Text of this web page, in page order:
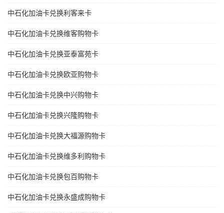
中石化加油卡兑换利客来卡
中石化加油卡兑换维客购物卡
中石化加油卡兑换亚泰富苑卡
中石化加油卡兑换欧亚购物卡
中石化加油卡兑换中兴购物卡
中石化加油卡兑换兴隆购物卡
中石化加油卡兑换大福源购物卡
中石化加油卡兑换维多利购物卡
中石化加油卡兑换包百购物卡
中石化加油卡兑换永盛成购物卡